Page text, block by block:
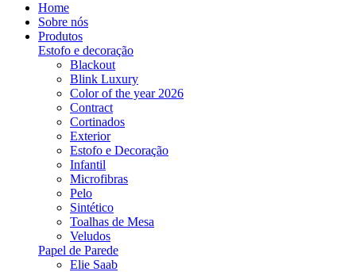
Home
Sobre nós
Produtos
Estofo e decoração
Blackout
Blink Luxury
Color of the year 2026
Contract
Cortinados
Exterior
Estofo e Decoração
Infantil
Microfibras
Pelo
Sintético
Toalhas de Mesa
Veludos
Papel de Parede
Elie Saab